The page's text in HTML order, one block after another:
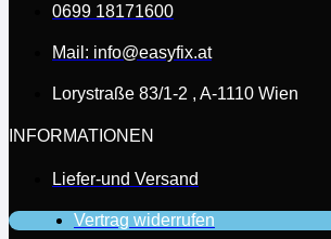
0699 18171600
Mail: info@easyfix.at
Lorystraße 83/1-2 , A-1110 Wien
INFORMATIONEN
Liefer-und Versand
Vertrag widerrufen